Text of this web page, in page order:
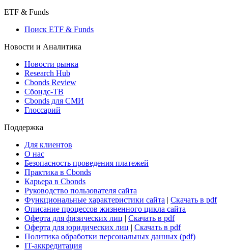
ETF & Funds
Поиск ETF & Funds
Новости и Аналитика
Новости рынка
Research Hub
Cbonds Review
Сбондс-ТВ
Cbonds для СМИ
Глоссарий
Поддержка
Для клиентов
О нас
Безопасность проведения платежей
Практика в Cbonds
Карьера в Cbonds
Руководство пользователя сайта
Функциональные характеристики сайта | Скачать в pdf
Описание процессов жизненного цикла сайта
Оферта для физических лиц | Скачать в pdf
Оферта для юридических лиц | Скачать в pdf
Политика обработки персональных данных (pdf)
IT-аккредитация